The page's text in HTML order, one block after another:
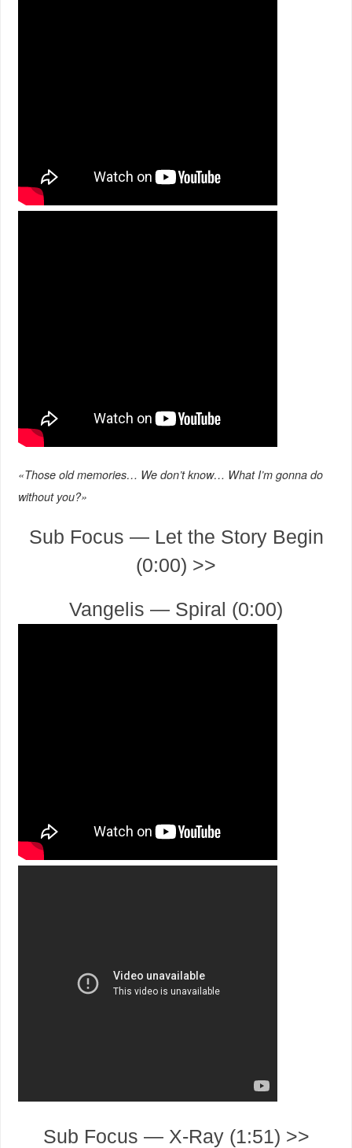
«Those old memories… We don’t know… What I’m gonna do
without you?»
Sub Focus — Let the Story Begin
(0:00) >>
Vangelis — Spiral (0:00)
Sub Focus — X-Ray (1:51) >>